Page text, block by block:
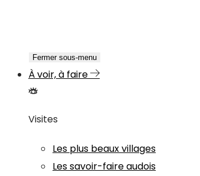
Fermer sous-menu
À voir, à faire
Visites
Les plus beaux villages
Les savoir-faire audois